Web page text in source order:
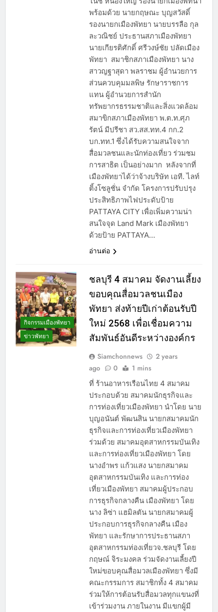
พร้อมด้วย นายกฤษณะ บุญสวัสดิ์
รองนายกเมืองพัทยา นายบรรลือ กุล
ละวณิชย์ ประธานสภาเมืองพัทยา
นายเกียรติศักดิ์ ศรีวงษ์ชัย ปลัดเมือง
พัทยา สมาชิกสภาเมืองพัทยา นาง
สาวญฐาสุดา พลราชม ผู้อำนวยการ
ส่วนควบคุมมลพิษ รักษาราชการ
แทน ผู้อำนวยการสำนัก
ทรัพยากรธรรมชาติและสิ่งแวดล้อม
สมาขิกสภาเมืองพัทยา พ.ต.ท.ศุภ
รัตน์ มีปรีชา สว.สส.ทท.4 กก.2
บก.ทท.1 ซึ่งได้รับความสนใจจาก
สื่อมวลชนและนักท่องเที่ยว ร่วมชม
การสาธิต เป็นอย่างมาก หลังจากที่
เมืองพัทยาได้ว่าจ้างบริษัท เอที. ไลท์
ติ้งโซลูชั่น จำกัด โครงการปรับปรุง
ประสิทธิภาพไฟประดับป้าย
PATTAYA CITY เพื่อเพิ่มความน่า
สนใจจุด Land Mark เมืองพัทยา
ด้วยป้าย PATTAYA…
อ่านต่อ
กิจกรรมเมืองพัทยา
ข่าวพัทยา
ชลบุรี 4 สมาคม จัดงานเลี้ยง
ขอบคุณสื่อมวลชนเมือง
พัทยา ส่งท้ายปีเก่าต้อนรับปี
ใหม่ 2568 เพื่อเชื่อมความ
สัมพันธ์อันดีระหว่างองค์กร
Siamchonnews
2 years
ago
0 1 mins
ที่ ร้านอาหารเรือนไทย 4 สมาคม
ประกอบด้วย สมาคมนักธุรกิจและ
การท่องเที่ยวเมืองพัทยา นำโดย นาย
บุญอนันต์ พัฒนสิน นายกสมาคมนัก
ธุรกิจและการท่องเที่ยวเมืองพัทยา
ร่วมด้วย สมาคมอุตสาหกรรมบันเทิง
และการท่องเที่ยวเมืองพัทยา โดย
นางอำพร แก้วแสง นายกสมาคม
อุตสาหกรรมบันเทิง และการท่อง
เที่ยวเมืองพัทยา สมาคมผู้ประกอบ
การธุรกิจกลางคืน เมืองพัทยา โดย
นาง ลิซ่า แฮมิลตัน นายกสมาคมผู้
ประกอบการธุรกิจกลางคืน เมือง
พัทยา และรักษาการประธานสภา
อุตสาหกรรมท่องเที่ยวจ.ชลบุรี โดย
กฤษณ์ จิระมงคล ร่วมจัดงานเลี้ยงปี
ใหม่ขอบคุณสื่อมวลเมืองพัทยา ซึ่งมี
คณะกรรมการ สมาชิกทั้ง 4 สมาคม
ร่วมให้การต้อนรับสื่อมวลทุกแขนงที่
เข้าร่วมงาน ภายในงาน มีแขกผู้มี